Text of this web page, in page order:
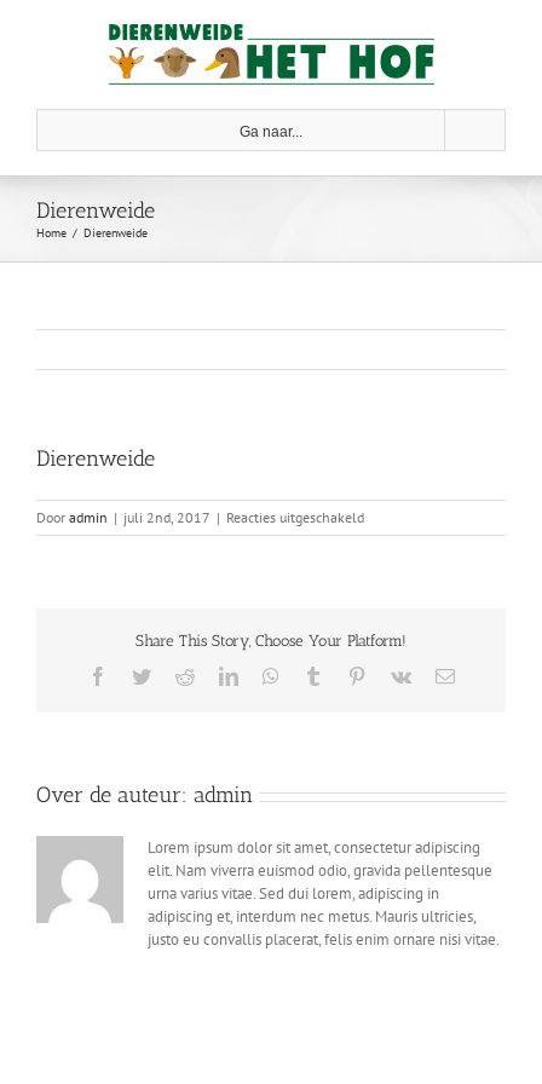
Ga naar...
Dierenweide
Home Dierenweide
Dierenweide
Door admin | juli 2nd, 2017 | Reacties uitgeschakeldvoor
Dierenweide
Share This Story, Choose Your Platform!
Facebook
TwitterRedditLinkedInWhatsApp
Tumblr Pinterest
Vk
E-
Over de auteur: admin
Lorem ipsum dolor sit amet, consectetur adipiscing
elit. Nam viverra euismod odio, gravida pellentesque
urna varius vitae. Sed dui lorem, adipiscing in
adipiscing et, interdum nec metus. Mauris ultricies,
justo eu convallis placerat, felis enim ornare nisi vitae.